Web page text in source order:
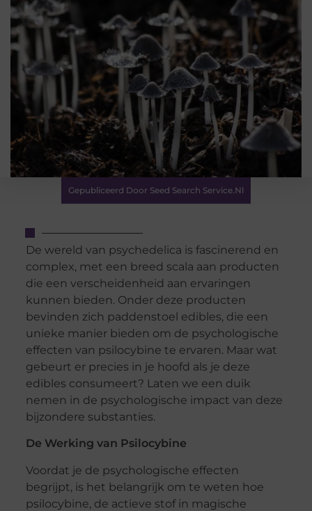
Gepubliceerd Door Seed Search Service.nl
De wereld van psychedelica is fascinerend en
complex, met een breed scala aan producten
die een verscheidenheid aan ervaringen
kunnen bieden. Onder deze producten
bevinden zich paddenstoel edibles, die een
unieke manier bieden om de psychologische
effecten van psilocybine te ervaren. Maar wat
gebeurt er precies in je hoofd als je deze
edibles consumeert? Laten we een duik
nemen in de psychologische impact van deze
bijzondere substanties.
De Werking van Psilocybine
Voordat je de psychologische effecten
begrijpt, is het belangrijk om te weten hoe
psilocybine, de actieve stof in magische